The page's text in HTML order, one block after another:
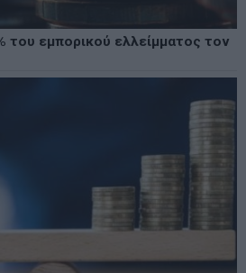
του εμπορικού ελλείμματος τον